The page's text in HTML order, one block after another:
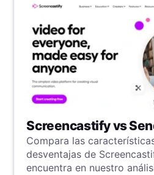
Screencastify vs
Compara las
desventajas de
encuentra en nuestro